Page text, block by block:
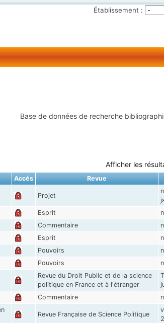
Établissement :
Base de données de recherche
Afficher les
Accès Revue
Projet
Esprit
Commentaire
Esprit
Pouvoirs
Pouvoirs
Revue du Droit Public et de la science
politique en France et à l'étranger
Commentaire
Revue Française de Science Politique